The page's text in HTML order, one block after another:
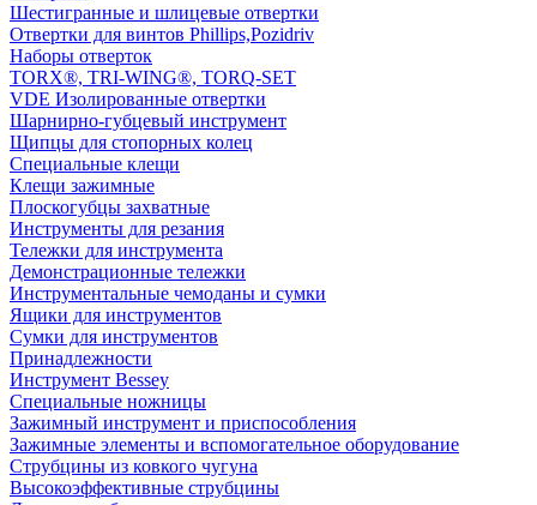
Шестигранные и шлицевые отвертки
Отвертки для винтов Phillips,Pozidriv
Наборы отверток
TORX®, TRI-WING®, TORQ-SET
VDE Изолированные отвертки
Шарнирно-губцевый инструмент
Щипцы для стопорных колец
Специальные клещи
Клещи зажимные
Плоскогубцы захватные
Инструменты для резания
Тележки для инструмента
Демонстрационные тележки
Инструментальные чемоданы и сумки
Ящики для инструментов
Сумки для инструментов
Принадлежности
Инструмент Bessey
Специальные ножницы
Зажимный инструмент и приспособления
Зажимные элементы и вспомогательное оборудование
Струбцины из ковкого чугуна
Высокоэффективные струбцины